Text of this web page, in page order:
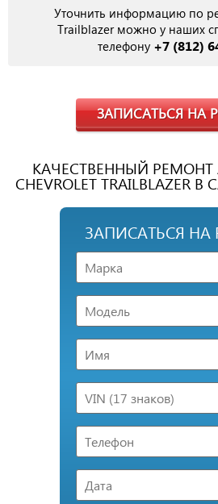
Уточнить информацию по
Trailblazer можно у наших
телефону +7 (812)
ЗАПИСАТЬСЯ НА
КАЧЕСТВЕННЫЙ
CHEVROLET TRAILBLAZER
ЗАПИСАТЬСЯ НА